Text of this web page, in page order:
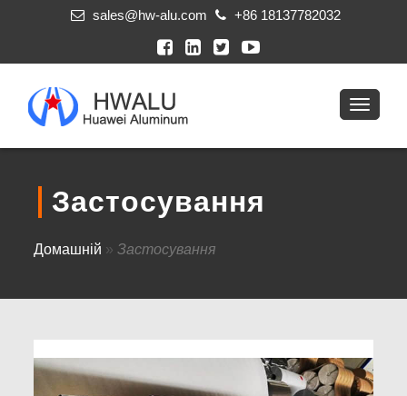
sales@hw-alu.com +86 18137782032
Застосування
Домашній »Застосування